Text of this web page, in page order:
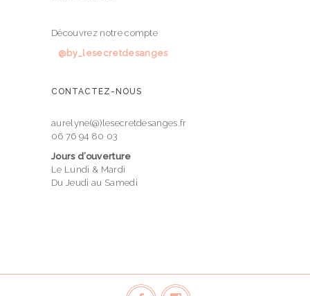
Découvrez notre compte
@by_lesecretdesanges
CONTACTEZ-NOUS
aurelyne(@)lesecretdesanges.fr
06 76 94 80 03
Jours d’ouverture
Le Lundi & Mardi
Du Jeudi au Samedi